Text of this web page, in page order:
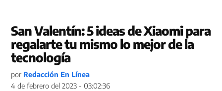
San Valentín: 5 ideas de Xiaomi para
regalarte tu mismo lo mejor de la
tecnología
por Redacción En Línea
4 de febrero del 2023 - 03:02:36